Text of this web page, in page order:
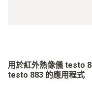
用於紅外熱像儀 testo
testo 883 的應用程式